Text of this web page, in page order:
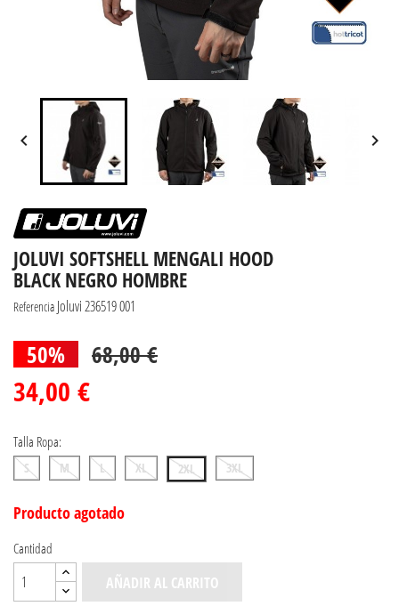
 
JOLUVI SOFTSHELL MENGALI HOOD
BLACK NEGRO HOMBRE
Referencia Joluvi 236519 001
50% 68,00 €
34,00 €
Talla Ropa:
S M L XL 2XL 3XL
Producto agotado
Cantidad
AÑADIR AL CARRITO